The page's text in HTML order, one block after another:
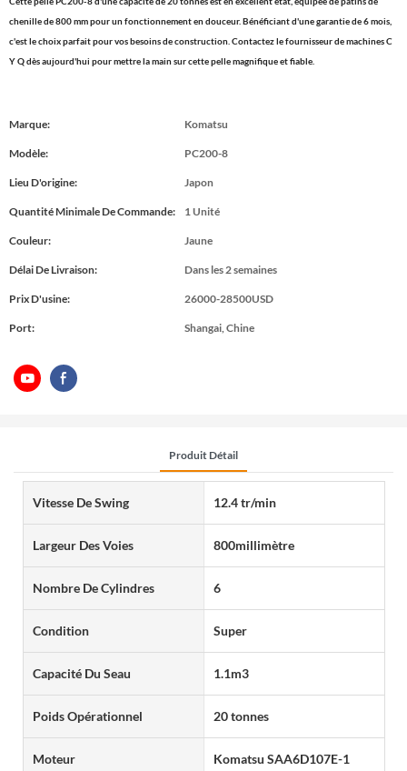
chenille de 800 mm pour un fonctionnement en douceur. Bénéficiant d'une garantie de 6 mois,
c'est le choix parfait pour vos besoins de construction. Contactez le fournisseur de machines C
Y Q dès aujourd'hui pour mettre la main sur cette pelle magnifique et fiable.
Marque: Komatsu
Modèle: PC200-8
Lieu D'origine: Japon
Quantité Minimale De Commande: 1 Unité
Couleur: Jaune
Délai De Livraison: Dans les 2 semaines
Prix ​​d'usine: 26000-28500USD
Port: Shangai, Chine
Produit Détail
Vitesse De Swing 12.4 tr/min
Largeur Des Voies 800millimètre
Nombre De Cylindres 6
Condition Super
Capacité Du Seau 1.1m3
Poids Opérationnel 20 tonnes
Moteur Komatsu SAA6D107E-1